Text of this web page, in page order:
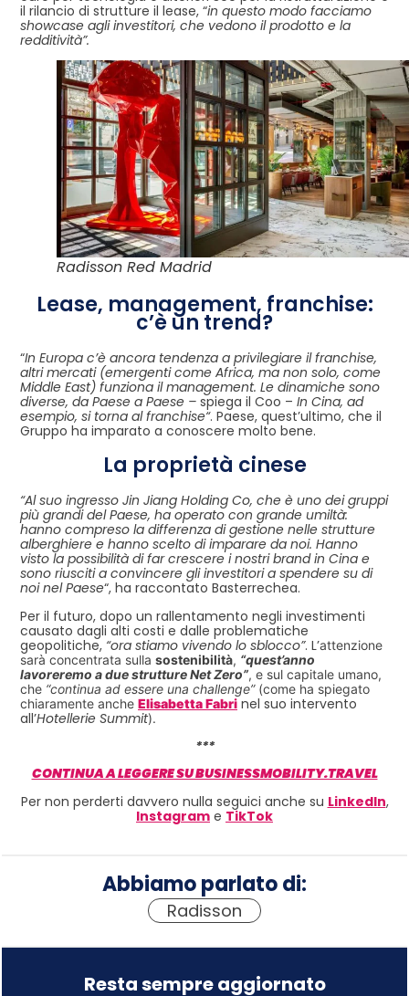
il rilancio di strutture il lease, “in questo modo facciamo
showcase agli investitori, che vedono il prodotto e la
redditività”.
Radisson Red Madrid
Lease, management, franchise:
c’è un trend?
“In Europa c’è ancora tendenza a privilegiare il franchise,
altri mercati (emergenti come Africa, ma non solo, come
Middle East) funziona il management. Le dinamiche sono
diverse, da Paese a Paese – spiega il Coo – In Cina, ad
esempio, si torna al franchise“. Paese, quest’ultimo, che il
Gruppo ha imparato a conoscere molto bene.
La proprietà cinese
“Al suo ingresso Jin Jiang Holding Co, che è uno dei gruppi
più grandi del Paese, ha operato con grande umiltà:
hanno compreso la differenza di gestione nelle strutture
alberghiere e hanno scelto di imparare da noi. Hanno
visto la possibilità di far crescere i nostri brand in Cina e
sono riusciti a convincere gli investitori a spendere su di
noi nel Paese“, ha raccontato Basterrechea.
Per il futuro, dopo un rallentamento negli investimenti
causato dagli alti costi e dalle problematiche
geopolitiche, “ora stiamo vivendo lo sblocco”. L’attenzione
sarà concentrata sulla sostenibilità, “quest’anno
lavoreremo a due strutture Net Zero”, e sul capitale umano,
che “continua ad essere una challenge”(come ha spiegato
chiaramente anche Elisabetta Fabri nel suo intervento
all’Hotellerie Summit).
***
CONTINUA A LEGGERE SU BUSINESSMOBILITY.TRAVEL
Per non perderti davvero nulla seguici anche su LinkedIn,
Instagram e TikTok
Abbiamo parlato di:
Radisson
Resta sempre aggiornato